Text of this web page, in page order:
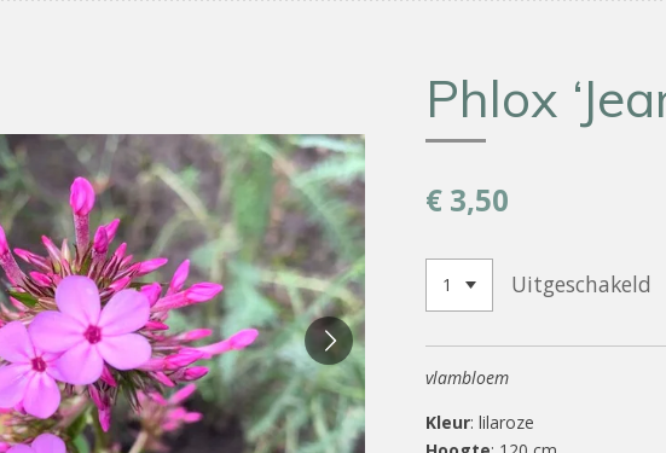
Phlox
€ 3,50
Uitgeschakeld
vlambloem
Kleur: lilaroze